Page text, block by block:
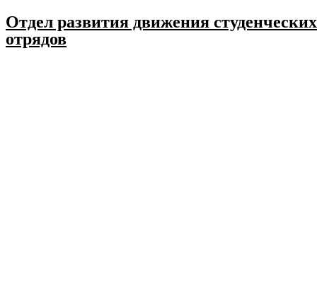
Отдел развития движения студенческих
отрядов